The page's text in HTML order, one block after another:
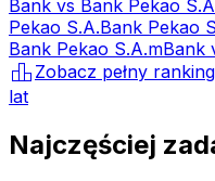
Bank vs Bank Pekao
Pekao S.A.Bank Pekao
Bank Pekao S.A.mBank
leaderboard Zobacz pełny
lat
Najczęściej